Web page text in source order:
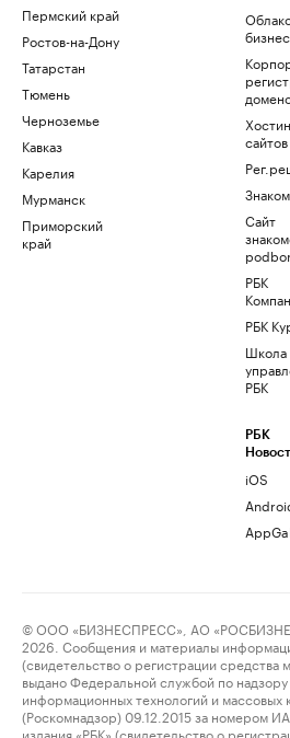
Пермский край
Ростов-на-Дону
Татарстан
Тюмень
Черноземье
Кавказ
Карелия
Мурманск
Приморский
край
сайтов
Сайт
РБК
РБК
Школа
РБК
РБК
iOS
© ООО «БИЗНЕСПРЕСС», АО
2026. Сообщения и материалы
(свидетельство о регистрации
выдано Федеральной службой по надзору
информационных технологий и массовых
(Роскомнадзор) 09.12.2015 за номером
издания «РБК» (свидетельство о